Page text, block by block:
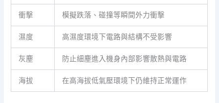
衝擊 模擬跌落、碰撞等瞬間外力衝擊
濕度 高濕度環境下電路與結構不受影響
灰塵 防止細塵進入機身內部影響散熱與電路
海拔 在高海拔低氣壓環境下仍維持正常運作